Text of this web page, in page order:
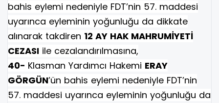
bahis eylemi nedeniyle FDT’nin 57. maddesi
uyarınca eyleminin yoğunluğu da dikkate
alınarak takdiren 12 AY HAK MAHRUMİYETİ
CEZASI ile cezalandırılmasına,
40- Klasman Yardımcı Hakemi ERAY
GÖRGÜN’ün bahis eylemi nedeniyle FDT’nin
57. maddesi uyarınca eyleminin yoğunluğu da